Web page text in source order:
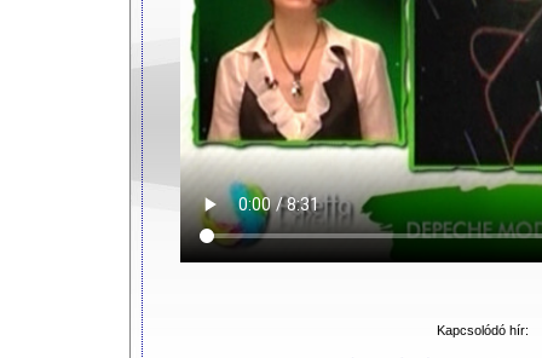
Kapcsolódó hír: